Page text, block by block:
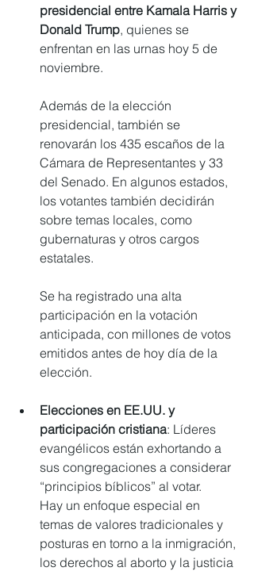
presidencial entre Kamala Harris y
Donald Trump, quienes se
enfrentan en las urnas hoy 5 de
noviembre.
Además de la elección
presidencial, también se
renovarán los 435 escaños de la
Cámara de Representantes y 33
del Senado. En algunos estados,
los votantes también decidirán
sobre temas locales, como
gubernaturas y otros cargos
estatales.
Se ha registrado una alta
participación en la votación
anticipada, con millones de votos
emitidos antes de hoy día de la
elección.
Elecciones en EE.UU. y
participación cristiana: Líderes
evangélicos están exhortando a
sus congregaciones a considerar
“principios bíblicos” al votar.
Hay un enfoque especial en
temas de valores tradicionales y
posturas en torno a la inmigración,
los derechos al aborto y la justicia